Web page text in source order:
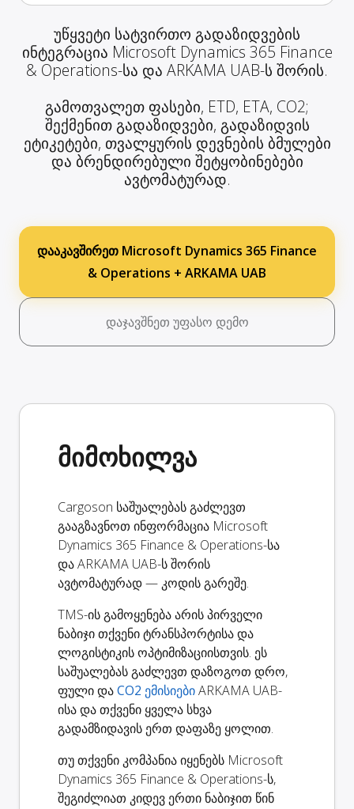
უწყვეტი სატვირთო გადაზიდვების
ინტეგრაცია Microsoft Dynamics 365 Finance
& Operations-სა და ARKAMA UAB-ს შორის.
გამოთვალეთ ფასები, ETD, ETA, CO2;
შექმენით გადაზიდვები, გადაზიდვის
ეტიკეტები, თვალყურის დევნების ბმულები
და ბრენდირებული შეტყობინებები
ავტომატურად.
დააკავშირეთ Microsoft Dynamics 365 Finance
& Operations + ARKAMA UAB
დაჯავშნეთ უფასო დემო
მიმოხილვა
Cargoson საშუალებას გაძლევთ
გააგზავნოთ ინფორმაცია Microsoft
Dynamics 365 Finance & Operations-სა
და ARKAMA UAB-ს შორის
ავტომატურად — კოდის გარეშე.
TMS-ის გამოყენება არის პირველი
ნაბიჯი თქვენი ტრანსპორტისა და
ლოგისტიკის ოპტიმიზაციისთვის. ეს
საშუალებას გაძლევთ დაზოგოთ დრო,
ფული დაCO2 ემისიებიARKAMA UAB-
ისა და თქვენი ყველა სხვა
გადამზიდავის ერთ დაფაზე ყოლით.
თუ თქვენი კომპანია იყენებს Microsoft
Dynamics 365 Finance & Operations-ს,
შეგიძლიათ კიდევ ერთი ნაბიჯით წინ